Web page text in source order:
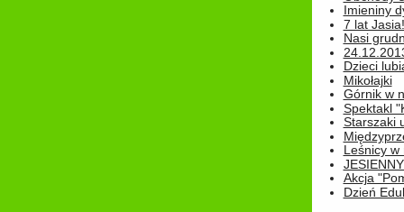
Imieniny
7 lat Jasia!
Nasi
Dzieci
Mikołajki
Górnik w
Spektakl
Starszaki
Leśnicy w
Akcja
Dzień